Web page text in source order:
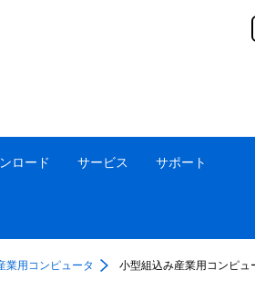
ロード サービス サポート
業用コンピュータ 小型組込み産業用コンピ